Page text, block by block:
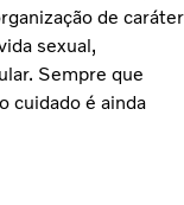
de caráter
sexual,
Sempre que
cuidado é ainda